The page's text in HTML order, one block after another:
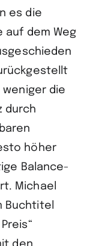
es die
auf dem Weg
die
durch
höher
Balance-
Michael
Buchtitel